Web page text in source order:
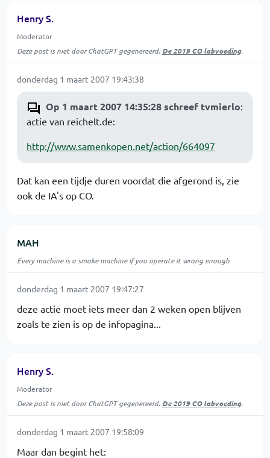
Henry S.
Moderator
Deze post is niet door ChatGPT gegenereerd. De 2019 CO labvoeding.
donderdag 1 maart 2007 19:43:38
Op 1 maart 2007 14:35:28 schreef tvmierlo:
actie van reichelt.de:
http://www.samenkopen.net/action/664097
Dat kan een tijdje duren voordat die afgerond is, zie
ook de IA's op CO.
MAH
Every machine is a smoke machine if you operate it wrong enough
donderdag 1 maart 2007 19:47:27
deze actie moet iets meer dan 2 weken open blijven
zoals te zien is op de infopagina...
Henry S.
Moderator
Deze post is niet door ChatGPT gegenereerd. De 2019 CO labvoeding.
donderdag 1 maart 2007 19:58:09
Maar dan begint het: